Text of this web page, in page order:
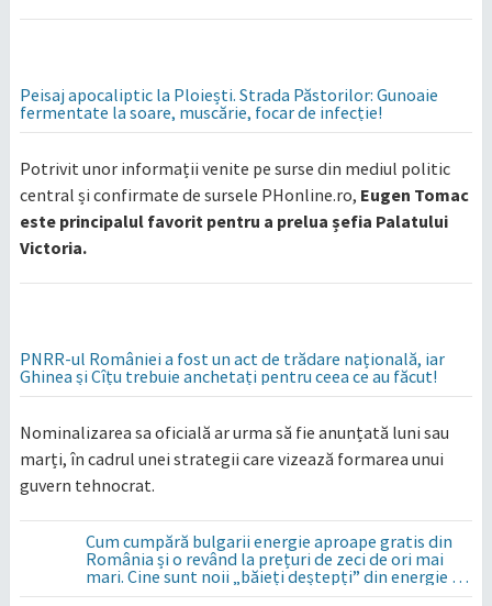
Peisaj apocaliptic la Ploiești. Strada Păstorilor: Gunoaie
fermentate la soare, muscărie, focar de infecție!
Potrivit unor informații venite pe surse din mediul politic
central și confirmate de sursele PHonline.ro, Eugen Tomac
este principalul favorit pentru a prelua șefia Palatului
Victoria.
PNRR-ul României a fost un act de trădare națională, iar
Ghinea și Cîțu trebuie anchetați pentru ceea ce au făcut!
​Nominalizarea sa oficială ar urma să fie anunțată luni sau
marți, în cadrul unei strategii care vizează formarea unui
guvern tehnocrat.
Cum cumpără bulgarii energie aproape gratis din
România și o revând la prețuri de zeci de ori mai
mari. Cine sunt noii „băieți deștepți” din energie de
la sud de Dunăre